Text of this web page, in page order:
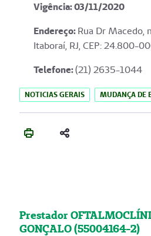
Vigência: 03/11/2020
Endereço:Rua Dr Macedo,
Itaboraí, RJ, CEP: 24.800-
Telefone:(21) 2635-1044
NOTICIAS GERAIS MUDANÇA DE
Prestador
GONÇALO (55004164-2)